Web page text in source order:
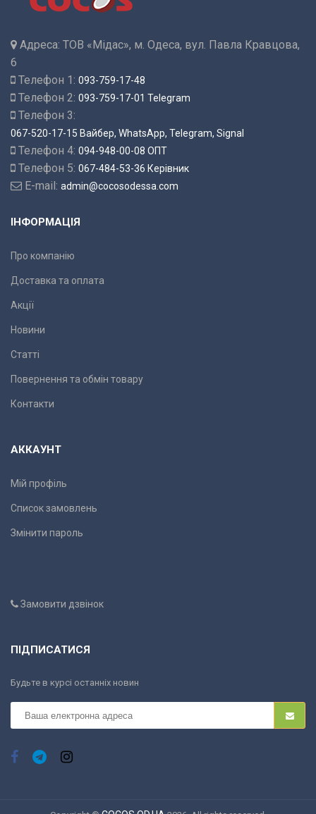
Адреса: ТОВ «Мідас», м. Одеса, вул. Павла Кравцова,
6
Телефон 1: 093-759-17-48
Телефон 2: 093-759-17-01 Telegram
Телефон 3:
067-520-17-15 Вайбер, WhatsApp, Telegram, Signal
Телефон 4: 094-948-00-08 ОПТ
Телефон 5: 067-484-53-36 Керівник
E-mail: admin@cocosodessa.com
ІНФОРМАЦІЯ
Про компанію
Доставка та оплата
Акції
Новини
Статті
Повернення та обмін товару
Контакти
АККАУНТ
Мій профіль
Список замовлень
Змінити пароль
Замовити дзвінок
ПІДПИСАТИСЯ
Будьте в курсі останніх новин